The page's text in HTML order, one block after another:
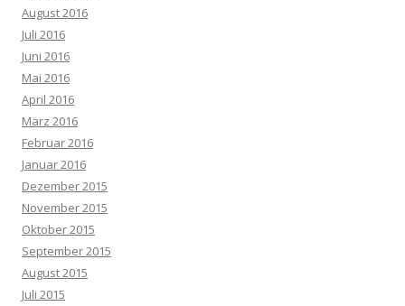
August 2016
Juli 2016
Juni 2016
Mai 2016
April 2016
März 2016
Februar 2016
Januar 2016
Dezember 2015
November 2015
Oktober 2015
September 2015
August 2015
Juli 2015